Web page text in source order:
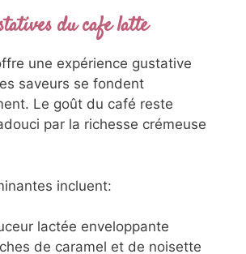
du cafe latte
une expérience gustative
saveurs se fondent
Le goût du café reste
par la richesse crémeuse
incluent:
lactée enveloppante
de caramel et de noisette